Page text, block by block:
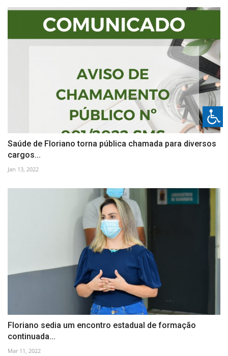
Saúde de Floriano torna pública chamada para diversos
cargos...
Jan 13, 2022
Floriano sedia um encontro estadual de formação
continuada...
Mar 11, 2022